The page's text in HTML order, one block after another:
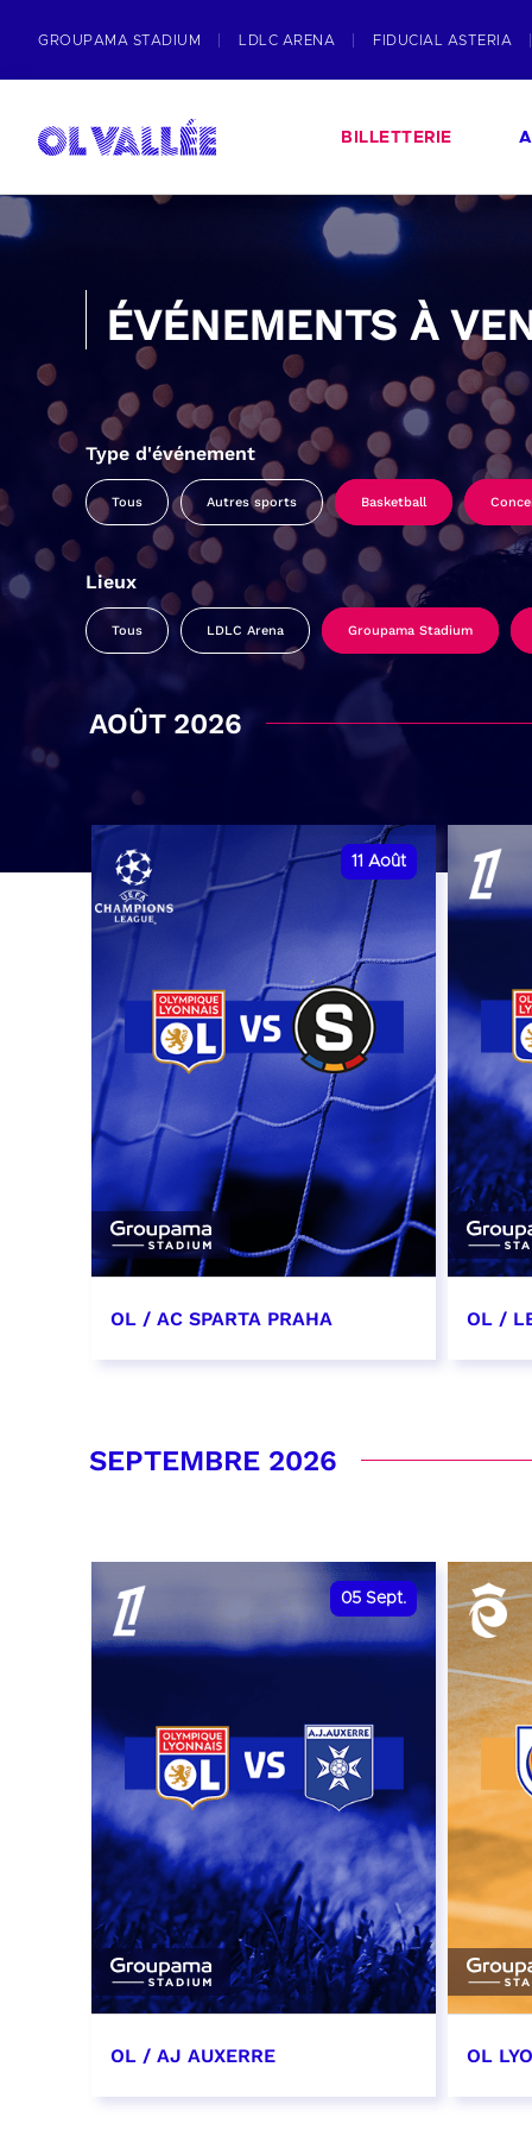
GROUPAMA STADIUM LDLC ARENA FIDUCIAL ASTERIA
BILLETTERIE
ÉVÉNEMENTS À
Type d'événement
Tous Autres sports Basketball
Lieux
Tous LDLC Arena Groupama Stadium
AOÛT 2026
11 Août
OL / AC SPARTA PRAHA OL /
SEPTEMBRE 2026
05 Sept.
OL / AJ AUXERRE OL